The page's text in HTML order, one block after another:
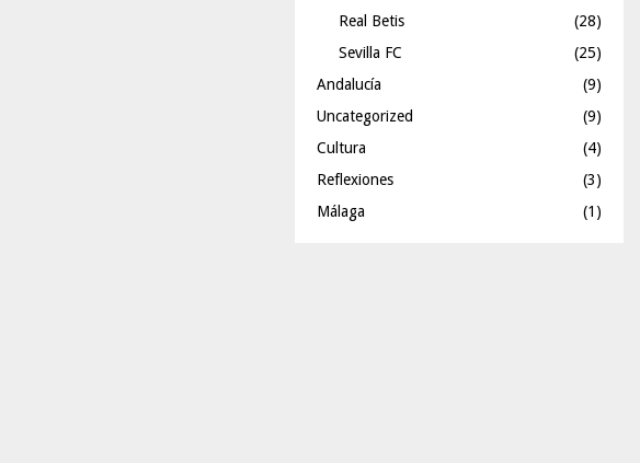
Real Betis
(28)
Sevilla FC
(25)
Andalucía
(9)
Uncategorized
(9)
Cultura
(4)
Reflexiones
(3)
Málaga
(1)